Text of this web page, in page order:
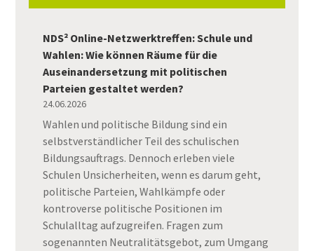
NDS² Online-Netzwerktreffen: Schule und
Wahlen: Wie können Räume für die
Auseinandersetzung mit politischen
Parteien gestaltet werden?
24.06.2026
Wahlen und politische Bildung sind ein
selbstverständlicher Teil des schulischen
Bildungsauftrags. Dennoch erleben viele
Schulen Unsicherheiten, wenn es darum geht,
politische Parteien, Wahlkämpfe oder
kontroverse politische Positionen im
Schulalltag aufzugreifen. Fragen zum
sogenannten Neutralitätsgebot, zum Umgang